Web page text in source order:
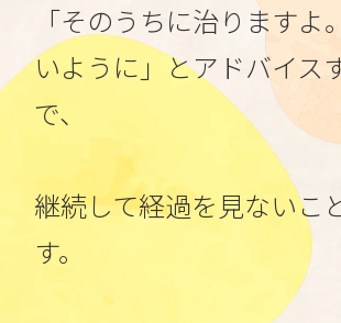
「そのうちに治りますよ
いように」とアドバイス
で、
継続して経過を見ないこ
す。